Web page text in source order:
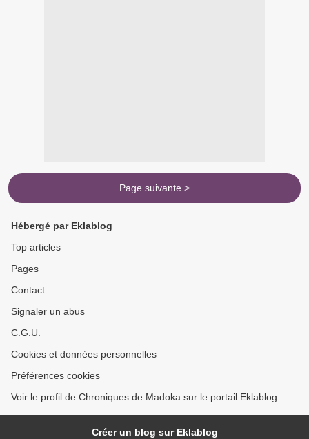
Page suivante >
Hébergé par Eklablog
Top articles
Pages
Contact
Signaler un abus
C.G.U.
Cookies et données personnelles
Préférences cookies
Voir le profil de Chroniques de Madoka sur le portail Eklablog
Créer un blog sur Eklablog